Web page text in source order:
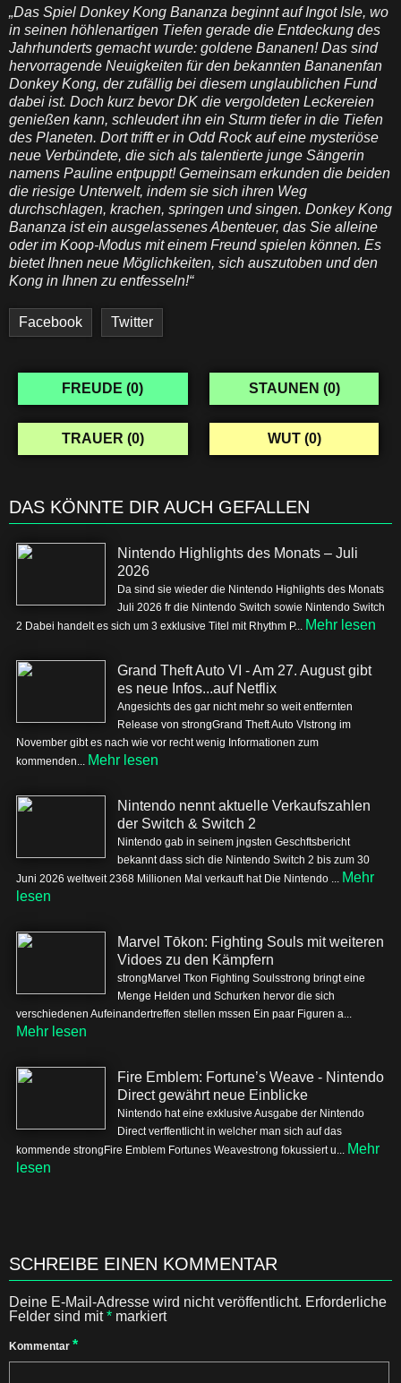
„Das Spiel Donkey Kong Bananza beginnt auf Ingot Isle, wo
in seinen höhlenartigen Tiefen gerade die Entdeckung des
Jahrhunderts gemacht wurde: goldene Bananen! Das sind
hervorragende Neuigkeiten für den bekannten Bananenfan
Donkey Kong, der zufällig bei diesem unglaublichen Fund
dabei ist. Doch kurz bevor DK die vergoldeten Leckereien
genießen kann, schleudert ihn ein Sturm tiefer in die Tiefen
des Planeten. Dort trifft er in Odd Rock auf eine mysteriöse
neue Verbündete, die sich als talentierte junge Sängerin
namens Pauline entpuppt! Gemeinsam erkunden die beiden
die riesige Unterwelt, indem sie sich ihren Weg
durchschlagen, krachen, springen und singen. Donkey Kong
Bananza ist ein ausgelassenes Abenteuer, das Sie alleine
oder im Koop-Modus mit einem Freund spielen können. Es
bietet Ihnen neue Möglichkeiten, sich auszutoben und den
Kong in Ihnen zu entfesseln!“
Facebook Twitter
FREUDE (0) STAUNEN (0)
TRAUER (0) WUT (0)
DAS KÖNNTE DIR AUCH GEFALLEN
Nintendo Highlights des Monats – Juli
2026
Da sind sie wieder die Nintendo Highlights des Monats
Juli 2026 fr die Nintendo Switch sowie Nintendo Switch
2 Dabei handelt es sich um 3 exklusive Titel mit Rhythm P... Mehr lesen
Grand Theft Auto VI - Am 27. August gibt
es neue Infos...auf Netflix
Angesichts des gar nicht mehr so weit entfernten
Release von strongGrand Theft Auto VIstrong im
November gibt es nach wie vor recht wenig Informationen zum
kommenden... Mehr lesen
Nintendo nennt aktuelle Verkaufszahlen
der Switch & Switch 2
Nintendo gab in seinem jngsten Geschftsbericht
bekannt dass sich die Nintendo Switch 2 bis zum 30
Juni 2026 weltweit 2368 Millionen Mal verkauft hat Die Nintendo ... Mehr
lesen
Marvel Tōkon: Fighting Souls mit weiteren
Vidoes zu den Kämpfern
strongMarvel Tkon Fighting Soulsstrong bringt eine
Menge Helden und Schurken hervor die sich
verschiedenen Aufeinandertreffen stellen mssen Ein paar Figuren a...
Mehr lesen
Fire Emblem: Fortune’s Weave - Nintendo
Direct gewährt neue Einblicke
Nintendo hat eine exklusive Ausgabe der Nintendo
Direct verffentlicht in welcher man sich auf das
kommende strongFire Emblem Fortunes Weavestrong fokussiert u... Mehr
lesen
SCHREIBE EINEN KOMMENTAR
Deine E-Mail-Adresse wird nicht veröffentlicht. Erforderliche
Felder sind mit* markiert
Kommentar *